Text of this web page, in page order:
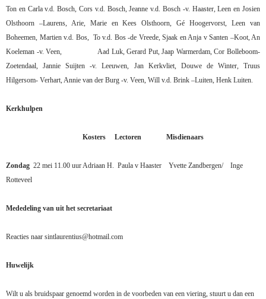
Ton en Carla v.d. Bosch, Cors v.d. Bosch, Jeanne v.d. Bosch -v. Haaster, Leen en Josien
Olsthoorn –Laurens, Arie, Marie en Kees Olsthoorn, Gé Hoogervorst, Leen van
Boheemen, Martien v.d. Bos, To v.d. Bos -de Vreede, Sjaak en Anja v Santen –Koot, An
Koeleman -v. Veen,
Aad Luk, Gerard Put, Jaap Warmerdam, Cor Bolleboom-
Zoetendaal, Jannie Suijten -v. Leeuwen, Jan Kerkvliet, Douwe de Winter, Truus
Hilgersom- Verhart, Annie van der Burg -v. Veen, Will v.d. Brink –Luiten, Henk Luiten.
Kerkhulpen
Kosters Lectoren Misdienaars
Zondag 22 mei 11.00 uur Adriaan H. Paula v Haaster Yvette Zandbergen/
Inge
Rotteveel
Mededeling van uit het secretariaat
Reacties naar sintlaurentius@hotmail.com
Huwelijk
Wilt u als bruidspaar genoemd worden in de voorbeden van een viering, stuurt u dan een